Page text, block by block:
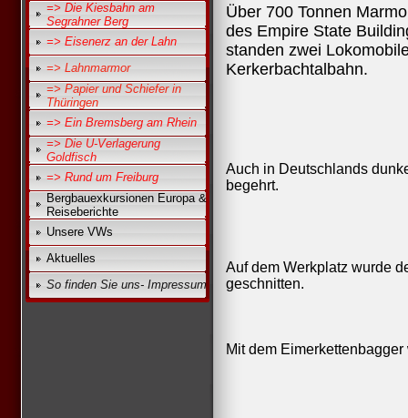
=> Die Kiesbahn am
Segrahner Berg
=> Eisenerz an der Lahn
=> Lahnmarmor
=> Papier und Schiefer in
Thüringen
=> Ein Bremsberg am Rhein
=> Die U-Verlagerung
Goldfisch
=> Rund um Freiburg
Bergbauexkursionen Europa &
Reiseberichte
Unsere VWs
Aktuelles
So finden Sie uns- Impressum
Über 700 Tonnen
des Empire State
standen zwei
Kerkerbachtalbahn.
Auch in Deutschlands
begehrt.
Auf dem Werkplatz wurde
geschnitten.
Mit dem